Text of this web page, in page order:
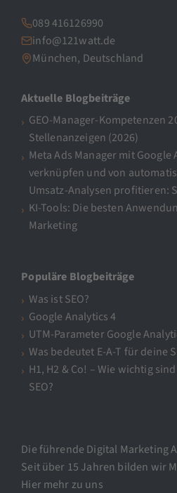
089 416126990
info@121watt.de
München, Deutschland
Aktuelle Blogbeiträge
GEO-Manager-Kompetenzen
Stellenanzeigen (2026)
Meta Ads Manager mit Google
verknüpfen und von
Umsatz-Analysen profitieren:
KI-Tools: Die besten
Marketing
Populäre Blogbeiträge
Was ist SEO?
Google Analytics 4
UTM-Parameter Google
Was bedeutet E-A-T für deine
H1, H2 & Co! – Wie wichtig
SEO?
Die führende Digital Marketing
Seit über 15 Jahren bilden wir
Hier mehr zu uns